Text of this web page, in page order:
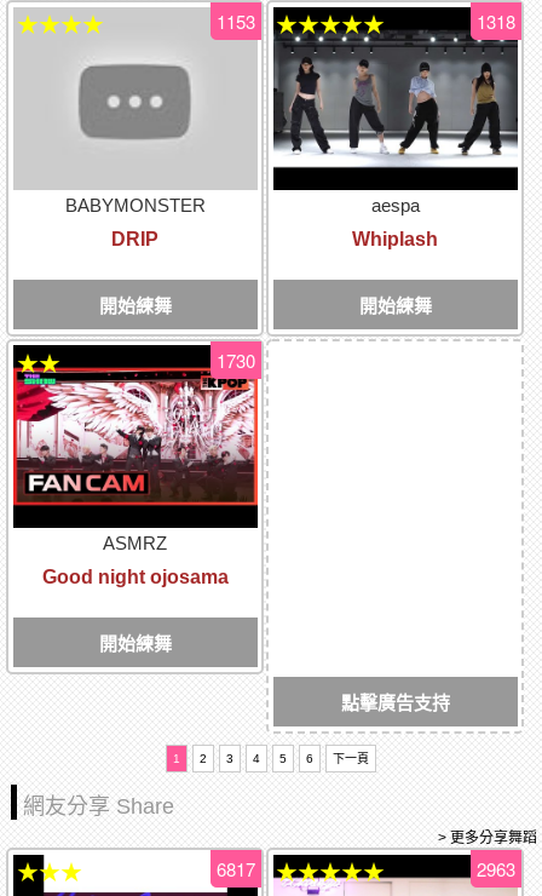
BABYMONSTER
DRIP
開始練舞
1153
★★★★
aespa
Whiplash
開始練舞
1318
★★★★★
ASMRZ
Good night ojosama
開始練舞
1730
★★
點擊廣告支持
1 2 3 4 5 6 下一頁
網友分享 Share
> 更多分享舞蹈
6817
★★★ 2963
★★★★★